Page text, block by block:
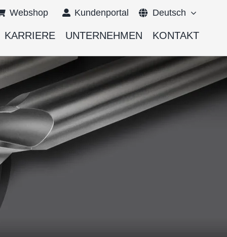
Webshop Kundenportal Deutsch
English
Français
KARRIERE UNTERNEHMEN KONTAKT